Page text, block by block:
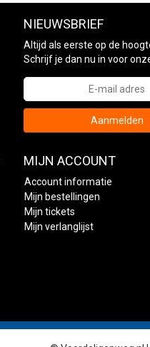
NIEUWSBRIEF
Altijd als eerste op de
Schrijf je dan nu in voor
Aanmelden
MIJN ACCOUNT
Account informatie
Mijn bestellingen
Mijn tickets
Mijn verlanglijst